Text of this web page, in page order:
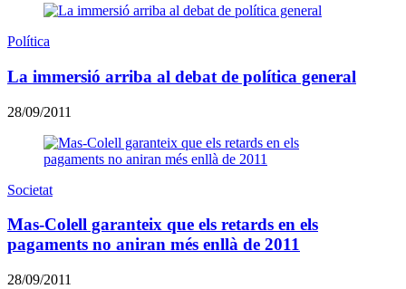
Política
La immersió arriba al debat de política general
28/09/2011
Societat
Mas-Colell garanteix que els retards en els
pagaments no aniran més enllà de 2011
28/09/2011